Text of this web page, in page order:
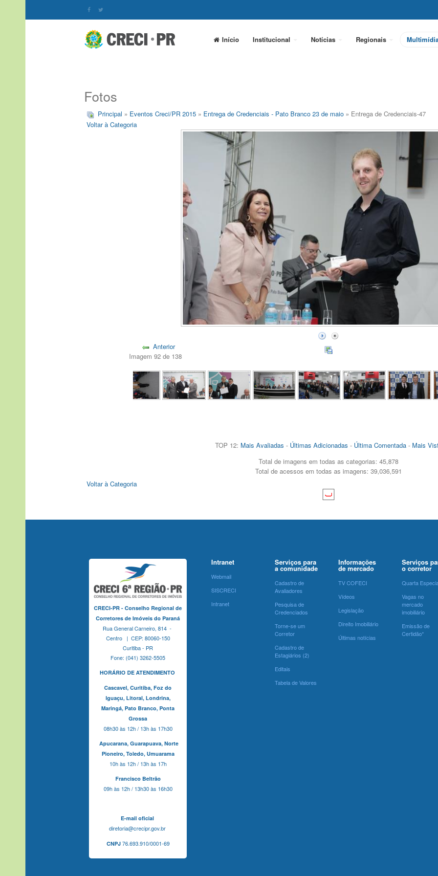
Início Institucional Notícias Regionais
Fotos
Principal » Eventos Creci/PR 2015 » Entrega de Credenciais - Pato Branco 23 de maio » Entrega de Credenciais-47
Voltar à Categoria
Anterior
Imagem 92 de 138
TOP 12: Mais Avaliadas - Últimas Adicionadas - Última Comentada- Mais
Total de imagens em todas as categorias: 45,878
Total de acessos em todas as imagens: 39,036,591
Voltar à Categoria
CRECI-PR - Conselho Regional de
Corretores de Imóveis do Paraná
Rua General Carneiro, 814 -
Centro | CEP: 80060-150
Curitiba - PR
Fone: (041) 3262-5505
HORÁRIO DE ATENDIMENTO
Cascavel, Curitiba, Foz do
Iguaçu, Litoral, Londrina,
Maringá, Pato Branco, Ponta
Grossa
08h30 às 12h / 13h às 17h30
Apucarana, Guarapuava, Norte
Pioneiro, Toledo, Umuarama
10h às 12h / 13h às 17h
Francisco Beltrão
09h às 12h / 13h30 às 16h30
E-mail oficial
diretoria@crecipr.gov.br
CNPJ76.693.910/0001-69
Intranet
Webmail
SISCRECI
Intranet
Serviços para
a comunidade
Cadastro de
Avaliadores
Pesquisa de
Credenciados
Torne-se um
Corretor
Cadastro de
Estagiários (2)
Editais
Tabela de Valores
Informações
de mercado
TV COFECI
Vídeos
Legislação
Direito Imobiliário
Últimas notícias
Serviços
o corretor
Quarta
Vagas no
mercado
imobiliário
Emissão de
Certidão*